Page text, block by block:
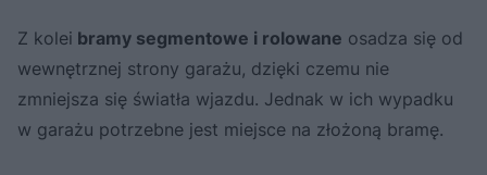
Z kolei bramy segmentowe i rolowane osadza się od
wewnętrznej strony garażu, dzięki czemu nie
zmniejsza się światła wjazdu. Jednak w ich wypadku
w garażu potrzebne jest miejsce na złożoną bramę.